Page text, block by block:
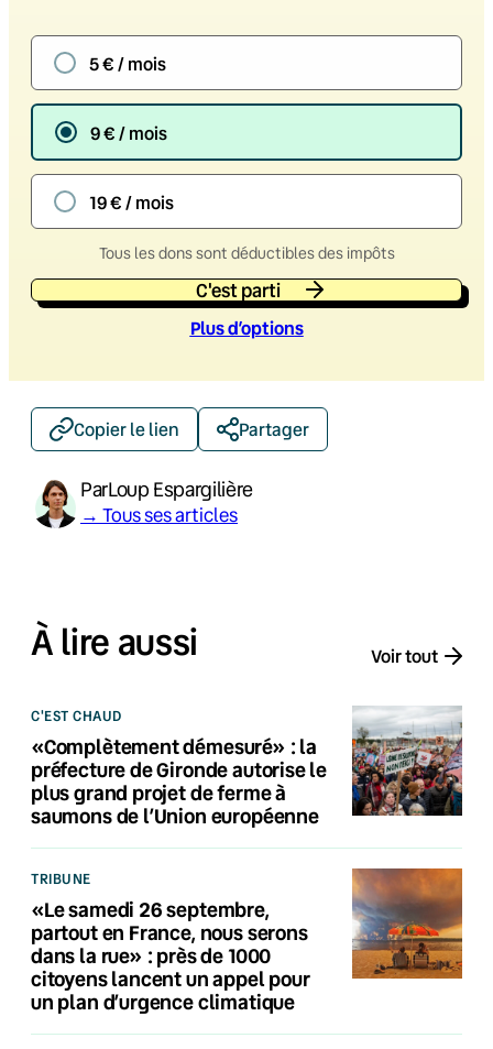
5 € / mois
9 € / mois
19 € / mois
Tous les dons sont déductibles des impôts
C'est parti
Plus d’options
Copier le lien Partager
ParLoup Espargilière
→ Tous ses articles
À lire aussi Voir tout
C'EST CHAUD
«Complètement démesuré» : la
préfecture de Gironde autorise le
plus grand projet de ferme à
saumons de l’Union européenne
TRIBUNE
«Le samedi 26 septembre,
partout en France, nous serons
dans la rue» : près de 1000
citoyens lancent un appel pour
un plan d’urgence climatique